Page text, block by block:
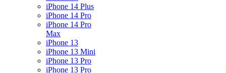
iPhone 14 Plus
iPhone 14 Pro
iPhone 14 Pro
Max
iPhone 13
iPhone 13 Mini
iPhone 13 Pro
iPhone 13 Pro